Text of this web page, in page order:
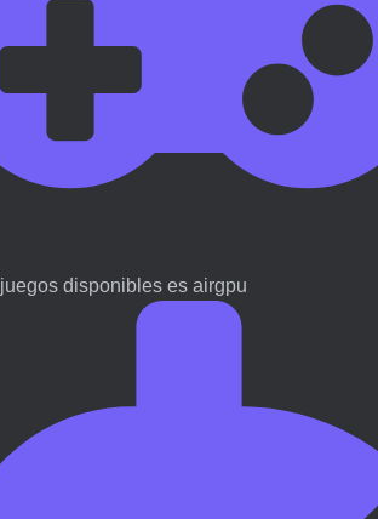
juegos disponibles es airgpu